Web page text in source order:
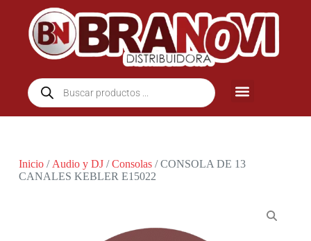
Inicio/ Audio y DJ/Consolas/ CONSOLA DE 13
CANALES KEBLER E15022